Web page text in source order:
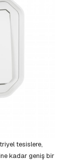
tesislere,
kadar geniş bir